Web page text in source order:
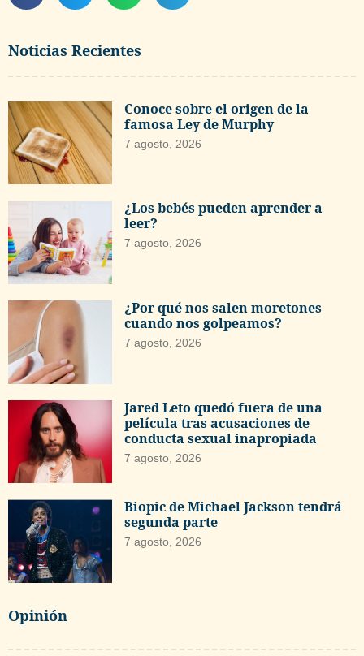
Noticias Recientes
Conoce sobre el origen de la
famosa Ley de Murphy
7 agosto, 2026
¿Los bebés pueden aprender a
leer?
7 agosto, 2026
¿Por qué nos salen moretones
cuando nos golpeamos?
7 agosto, 2026
Jared Leto quedó fuera de una
película tras acusaciones de
conducta sexual inapropiada
7 agosto, 2026
Biopic de Michael Jackson tendrá
segunda parte
7 agosto, 2026
Opinión